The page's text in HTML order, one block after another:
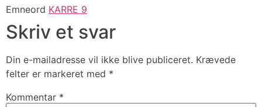
Emneord KARRE 9
Skriv et svar
Din e-mailadresse vil ikke blive publiceret. Krævede
felter er markeret med *
Kommentar *